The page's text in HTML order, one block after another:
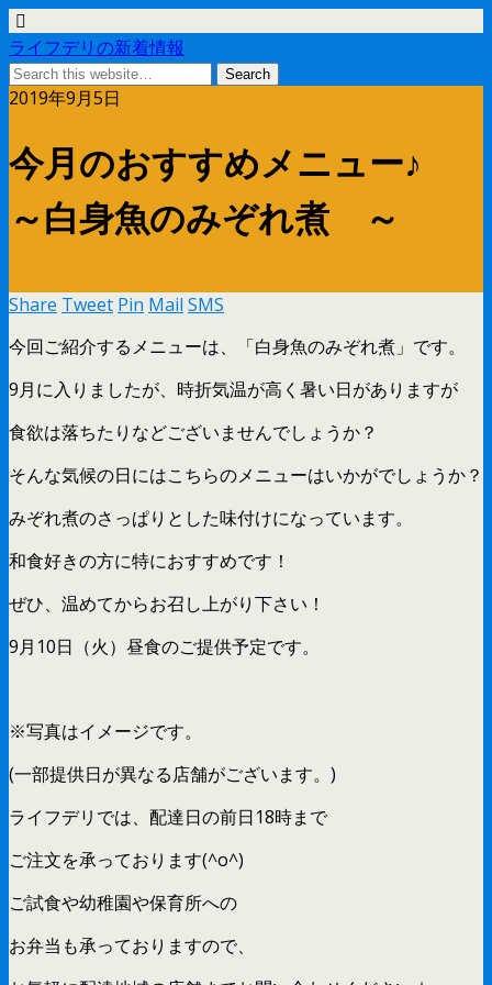
ライフデリの新着情報
2019年9月5日
今月のおすすめメニュー♪
～白身魚のみぞれ煮 ～
Share Tweet Pin Mail SMS
今回ご紹介するメニューは、「白身魚のみぞれ煮」です。
9月に入りましたが、時折気温が高く暑い日がありますが
食欲は落ちたりなどございませんでしょうか？
そんな気候の日にはこちらのメニューはいかがでしょうか？
みぞれ煮のさっぱりとした味付けになっています。
和食好きの方に特におすすめです！
ぜひ、温めてからお召し上がり下さい！
9月10日（火）昼食のご提供予定です。
※写真はイメージです。
(一部提供日が異なる店舗がございます。)
ライフデリでは、配達日の前日18時まで
ご注文を承っております(^o^)
ご試食や幼稚園や保育所への
お弁当も承っておりますので、